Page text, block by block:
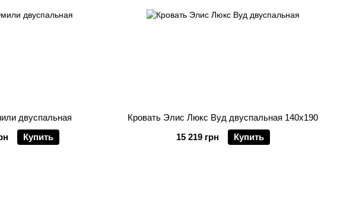
двуспальная
Купить
Кровать Элис Люкс Вуд двуспальная 140х190
15 219 грн
Купить